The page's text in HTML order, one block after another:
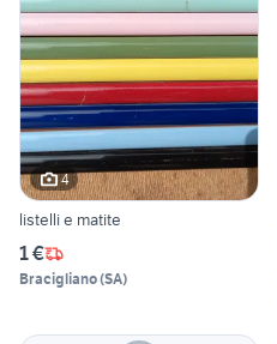
4
listelli e matite
1 €
Bracigliano(SA)